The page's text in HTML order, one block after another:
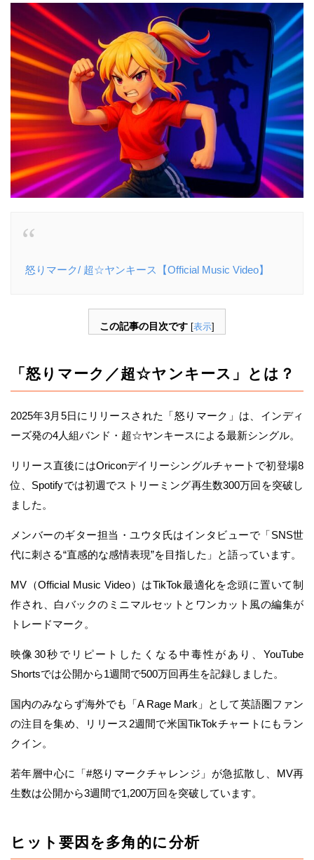
怒りマーク/ 超☆ヤンキース【Official Music Video】
この記事の目次です [表示]
「怒りマーク／超☆ヤンキース」とは？
2025年3月5日にリリースされた「怒りマーク」は、インディ
ーズ発の4人組バンド・超☆ヤンキースによる最新シングル。
リリース直後にはOriconデイリーシングルチャートで初登場8
位、Spotifyでは初週でストリーミング再生数300万回を突破し
ました。
メンバーのギター担当・ユウタ氏はインタビューで「SNS世
代に刺さる“直感的な感情表現”を目指した」と語っています。
MV（Official Music Video）はTikTok最適化を念頭に置いて制
作され、白バックのミニマルセットとワンカット風の編集が
トレードマーク。
映像30秒でリピートしたくなる中毒性があり、YouTube
Shortsでは公開から1週間で500万回再生を記録しました。
国内のみならず海外でも「A Rage Mark」として英語圏ファン
の注目を集め、リリース2週間で米国TikTokチャートにもラン
クイン。
若年層中心に「#怒りマークチャレンジ」が急拡散し、MV再
生数は公開から3週間で1,200万回を突破しています。
ヒット要因を多角的に分析